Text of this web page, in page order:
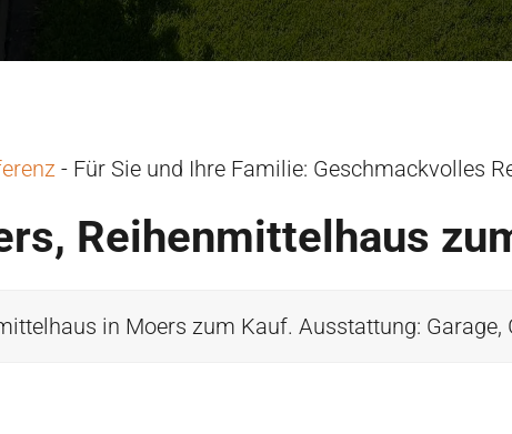
- Für Sie und Ihre Familie: Geschmackvolles
Reihenmittelhaus
in Moers zum Kauf. Ausstattung: Garage,